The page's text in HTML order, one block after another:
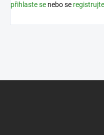
přihlaste se nebo se registrujte